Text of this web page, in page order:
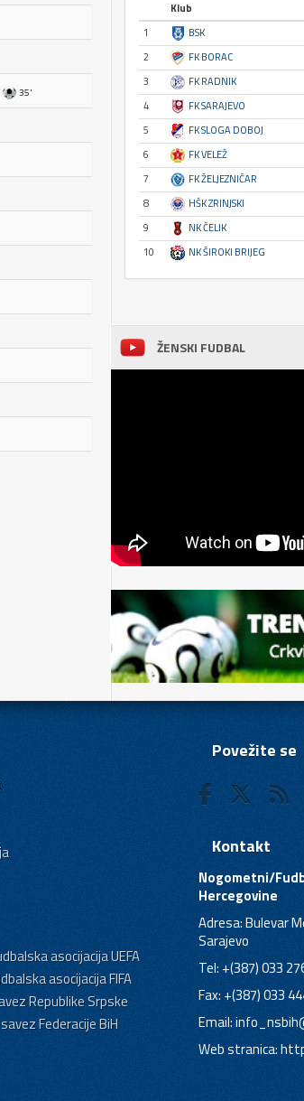
35'
Klub
1
BSK
2
FK BORAC
3
FK RADNIK
4
FK SARAJEVO
5
FK SLOGA DOBOJ
6
FK VELEŽ
7
FK ŽELJEZNIČAR
8
HŠK ZRINJSKI
9
NK ČELIK
10
NK ŠIROKI BRIJEG
ŽENSKI FUDBAL
asocijacija UEFA
asocijacija FIFA
Republike Srpske
Federacije BiH
Povežite se
Kontakt
Nogometni/
Hercegovine
Adresa: Bulevar
Sarajevo
Tel: +(387) 033
Fax: +(387) 033
Email:
Web stranica: